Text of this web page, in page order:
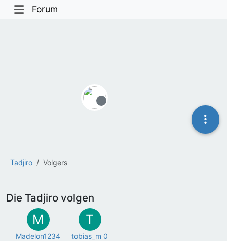
Forum
Tadjiro Volgers
Offline
Die Tadjiro volgen
M
Madelon1234
T
tobias_m 0